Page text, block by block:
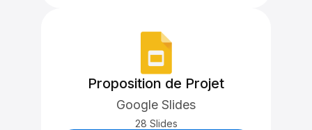
Proposition de Projet
Google Slides
28 Slides